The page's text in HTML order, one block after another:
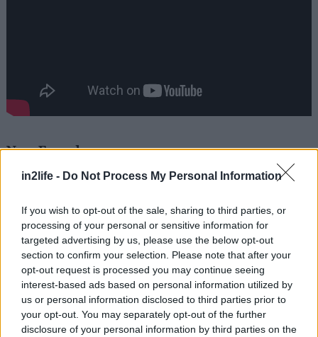
in2life - Do Not Process My Personal Information
If you wish to opt-out of the sale, sharing to third parties, or
processing of your personal or sensitive information for
targeted advertising by us, please use the below opt-out
section to confirm your selection. Please note that after your
opt-out request is processed you may continue seeing
interest-based ads based on personal information utilized by
us or personal information disclosed to third parties prior to
your opt-out. You may separately opt-out of the further
disclosure of your personal information by third parties on the
New Found
Ατμοσφαιρικό και πολυδιάστατο. Από τα
εναλλαγές.